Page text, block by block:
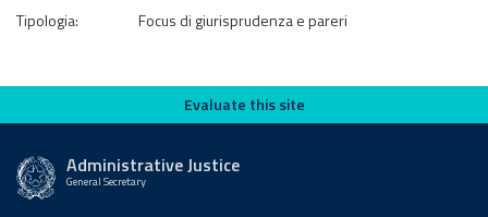
Tipologia:
Focus di giurisprudenza e pareri
Evaluate this siteEvaluate this site
Administrative Justice
General Secretary